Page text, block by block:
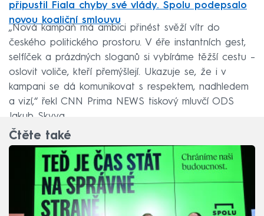
připustil Fiala chyby své vlády. Spolu podepsalo
novou koaliční smlouvu
„Nová kampaň má ambici přinést svěží vítr do
českého politického prostoru. V éře instantních gest,
selfíček a prázdných sloganů si vybíráme těžší cestu –
oslovit voliče, kteří přemýšlejí. Ukazuje se, že i v
kampani se dá komunikovat s respektem, nadhledem
a vizí,“ řekl CNN Prima NEWS tiskový mluvčí ODS
Jakub Skyva.
Čtěte také